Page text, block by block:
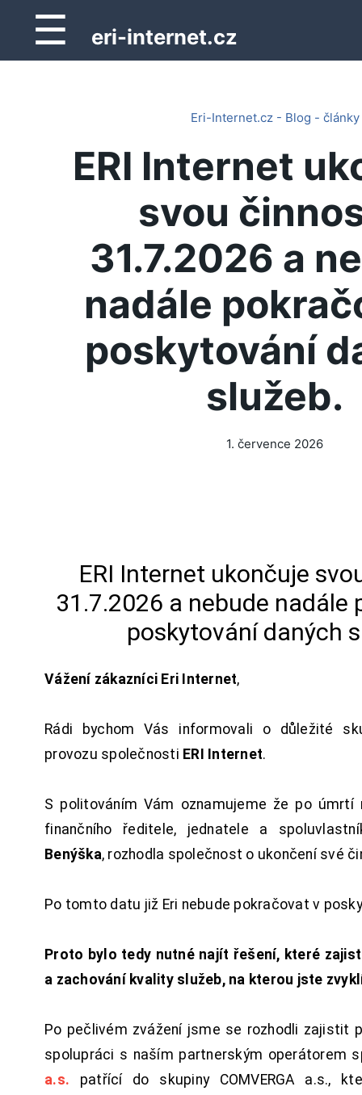
☰ eri-internet.cz
Eri-Internet.cz - Blog - články
ERI Internet
svou
31.7.2026 a
nadále
poskytování
služeb.
1. července 2026
ERI Internet ukončuje
31.7.2026 a nebude nadále
poskytování daných
Vážení zákazníci Eri Internet,
Rádi bychom Vás informovali o důležité
provozu společnosti ERI Internet.
S politováním Vám oznamujeme že po úmrtí
finančního ředitele, jednatele a
Benýška, rozhodla společnost o ukončení své
Po tomto datu již Eri nebude pokračovat v
Proto bylo tedy nutné najít řešení, které
a zachování kvality služeb, na kterou jste
Po pečlivém zvážení jsme se rozhodli zajistit
spolupráci s naším partnerským operátorem
a.s. patřící do skupiny COMVERGA a.s.,